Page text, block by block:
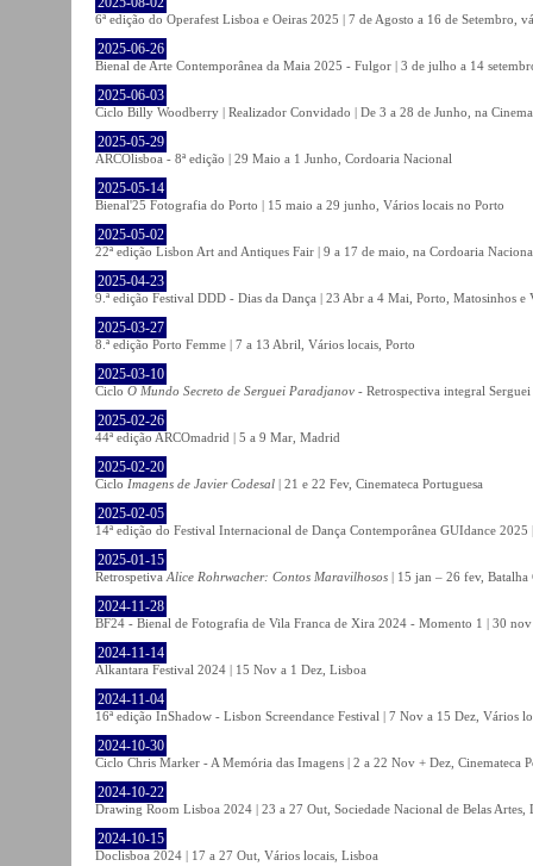
6ª edição do Operafest Lisboa e Oeiras 2025 | 7 de Agosto a 16 de Setembro,
2025-06-26
Bienal de Arte Contemporânea da Maia 2025 - Fulgor | 3 de julho a 14
2025-06-03
Ciclo Billy Woodberry | Realizador Convidado | De 3 a 28 de Junho, na
2025-05-29
ARCOlisboa - 8ª edição | 29 Maio a 1 Junho, Cordoaria Nacional
2025-05-14
Bienal'25 Fotografia do Porto | 15 maio a 29 junho, Vários locais no Porto
2025-05-02
22ª edição Lisbon Art and Antiques Fair | 9 a 17 de maio, na Cordoaria
2025-04-23
9.ª edição Festival DDD - Dias da Dança | 23 Abr a 4 Mai, Porto, Matosinhos e
2025-03-27
8.ª edição Porto Femme | 7 a 13 Abril, Vários locais, Porto
2025-03-10
Ciclo O Mundo Secreto de Serguei Paradjanov - Retrospectiva integral
2025-02-26
44ª edição ARCOmadrid | 5 a 9 Mar, Madrid
2025-02-20
Ciclo Imagens de Javier Codesal | 21 e 22 Fev, Cinemateca Portuguesa
2025-02-05
14ª edição do Festival Internacional de Dança Contemporânea GUIdance 2025
2025-01-15
Retrospetiva Alice Rohrwacher: Contos Maravilhosos | 15 jan – 26 fev, Batalha
2024-11-28
BF24 - Bienal de Fotografia de Vila Franca de Xira 2024 - Momento 1 | 30
2024-11-14
Alkantara Festival 2024 | 15 Nov a 1 Dez, Lisboa
2024-11-04
16ª edição InShadow - Lisbon Screendance Festival | 7 Nov a 15 Dez, Vários
2024-10-30
Ciclo Chris Marker - A Memória das Imagens | 2 a 22 Nov + Dez, Cinemateca
2024-10-22
Drawing Room Lisboa 2024 | 23 a 27 Out, Sociedade Nacional de Belas Artes,
2024-10-15
Doclisboa 2024 | 17 a 27 Out, Vários locais, Lisboa